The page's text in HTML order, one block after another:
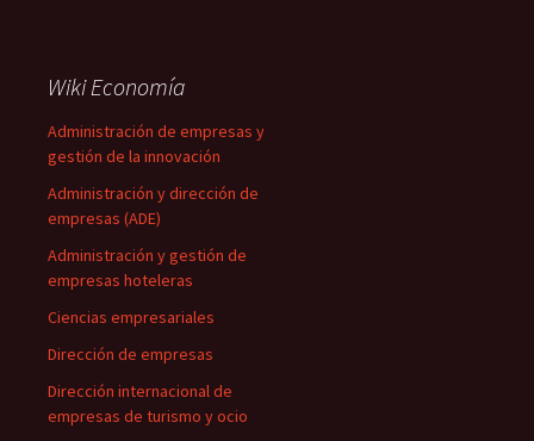
Wiki Economía
Administración de empresas y
gestión de la innovación
Administración y dirección de
empresas (ADE)
Administración y gestión de
empresas hoteleras
Ciencias empresariales
Dirección de empresas
Dirección internacional de
empresas de turismo y ocio